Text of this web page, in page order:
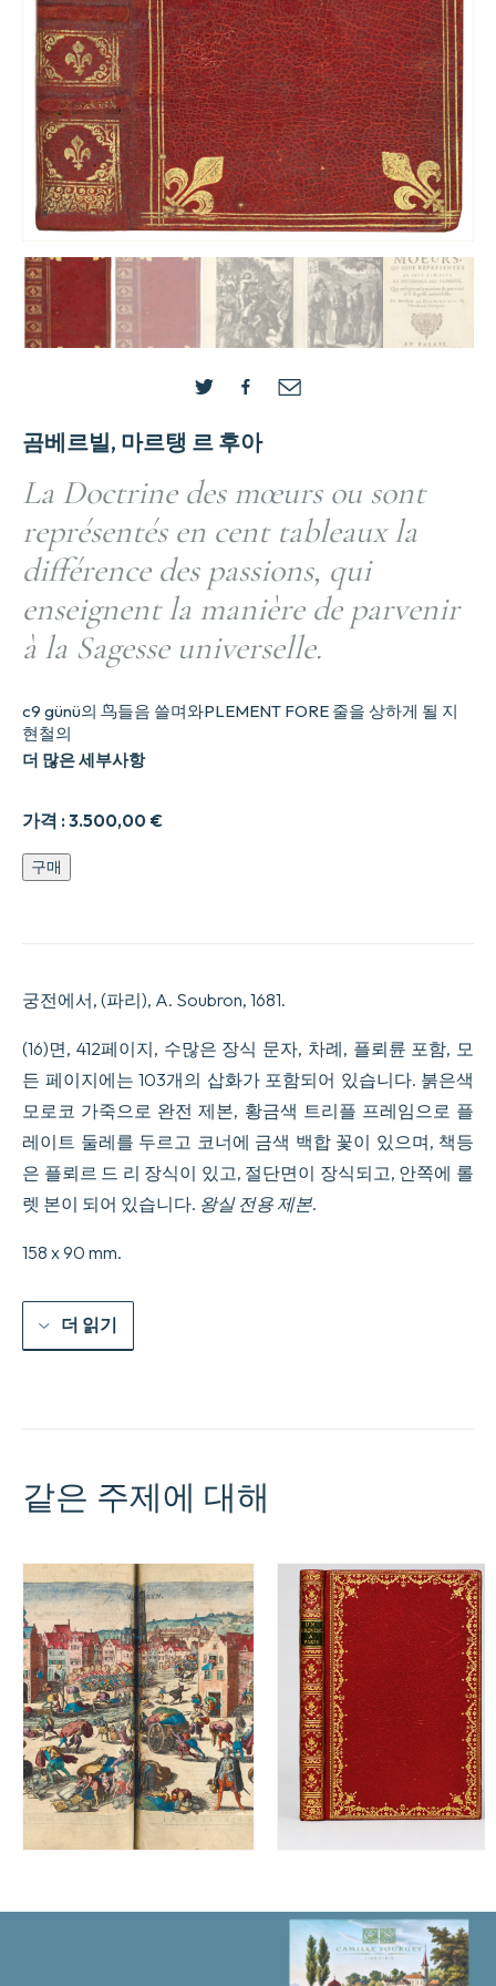
곰베르빌, 마르탱 르 후아
La Doctrine des mœurs ou sont
représentés en cent tableaux la
différence des passions, qui
enseignent la manière de parvenir
à la Sagesse universelle.
가격 :3.500,00 €
c9 günü의 鸟들음 쓸며와PLEMENT FORE 줄을 상하게 될 지
현철의
더 많은 세부사항
La
Doctrine
en
tableaux
la
diff00rence
des
passions,
qui
enseignent
la
mani10re
00
Sagesse
universelle.
구매
궁전에서, (파리), A. Soubron, 1681.
(16)면, 412페이지, 수많은 장식 문자, 차례, 플뢰륜 포함, 모
든 페이지에는 103개의 삽화가 포함되어 있습니다. 붉은색
모로코 가죽으로 완전 제본, 황금색 트리플 프레임으로 플
레이트 둘레를 두르고 코너에 금색 백합 꽃이 있으며, 책등
은 플뢰르 드 리 장식이 있고, 절단면이 장식되고, 안쪽에 롤
렛 본이 되어 있습니다. 왕실 전용 제본.
158 x 90 mm.
더 읽기
같은 주제에 대해